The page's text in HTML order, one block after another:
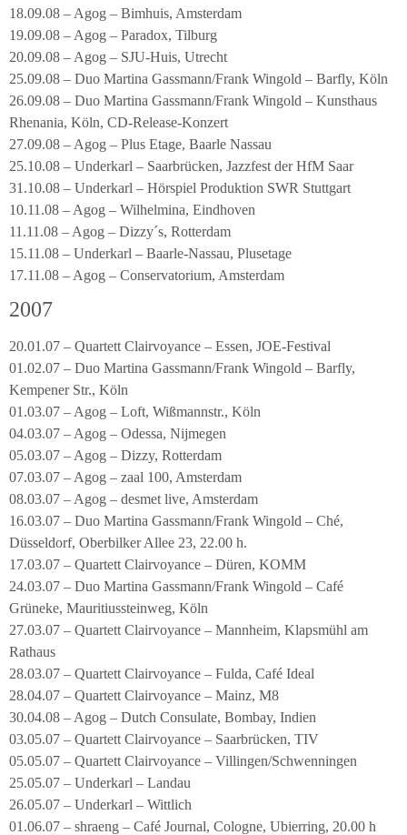
18.09.08 – Agog – Bimhuis, Amsterdam
19.09.08 – Agog – Paradox, Tilburg
20.09.08 – Agog – SJU-Huis, Utrecht
25.09.08 – Duo Martina Gassmann/Frank Wingold – Barfly, Köln
26.09.08 – Duo Martina Gassmann/Frank Wingold – Kunsthaus
Rhenania, Köln, CD-Release-Konzert
27.09.08 – Agog – Plus Etage, Baarle Nassau
25.10.08 – Underkarl – Saarbrücken, Jazzfest der HfM Saar
31.10.08 – Underkarl – Hörspiel Produktion SWR Stuttgart
10.11.08 – Agog – Wilhelmina, Eindhoven
11.11.08 – Agog – Dizzy´s, Rotterdam
15.11.08 – Underkarl – Baarle-Nassau, Plusetage
17.11.08 – Agog – Conservatorium, Amsterdam
2007
20.01.07 – Quartett Clairvoyance – Essen, JOE-Festival
01.02.07 – Duo Martina Gassmann/Frank Wingold – Barfly,
Kempener Str., Köln
01.03.07 – Agog – Loft, Wißmannstr., Köln
04.03.07 – Agog – Odessa, Nijmegen
05.03.07 – Agog – Dizzy, Rotterdam
07.03.07 – Agog – zaal 100, Amsterdam
08.03.07 – Agog – desmet live, Amsterdam
16.03.07 – Duo Martina Gassmann/Frank Wingold – Ché,
Düsseldorf, Oberbilker Allee 23, 22.00 h.
17.03.07 – Quartett Clairvoyance – Düren, KOMM
24.03.07 – Duo Martina Gassmann/Frank Wingold – Café
Grüneke, Mauritiussteinweg, Köln
27.03.07 – Quartett Clairvoyance – Mannheim, Klapsmühl am
Rathaus
28.03.07 – Quartett Clairvoyance – Fulda, Café Ideal
28.04.07 – Quartett Clairvoyance – Mainz, M8
30.04.08 – Agog – Dutch Consulate, Bombay, Indien
03.05.07 – Quartett Clairvoyance – Saarbrücken, TIV
05.05.07 – Quartett Clairvoyance – Villingen/Schwenningen
25.05.07 – Underkarl – Landau
26.05.07 – Underkarl – Wittlich
01.06.07 – shraeng – Café Journal, Cologne, Ubierring, 20.00 h